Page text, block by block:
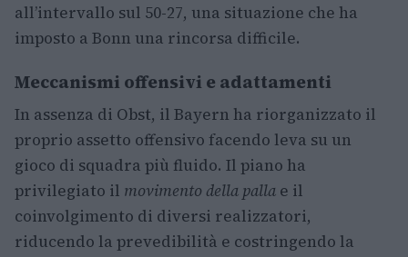
all’intervallo sul 50-27, una situazione che ha
imposto a Bonn una rincorsa difficile.
Meccanismi offensivi e adattamenti
In assenza di Obst, il Bayern ha riorganizzato il
proprio assetto offensivo facendo leva su un
gioco di squadra più fluido. Il piano ha
privilegiato il movimento della palla e il
coinvolgimento di diversi realizzatori,
riducendo la prevedibilità e costringendo la